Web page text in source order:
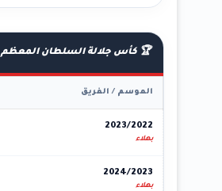
🏆 كأس جلالة السلطان المعظم
الموسم / الفريق
2023/2022
بهلاء
2024/2023
بهلاء